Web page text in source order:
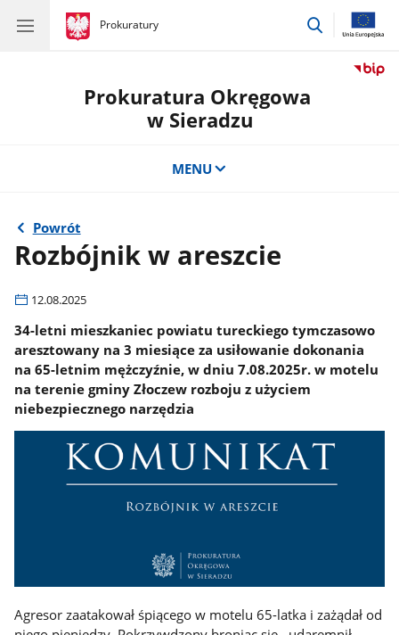
gov.pl
Prokuratury
gov.pl
Prokuratury
przejdź
Prokuratura Okręgowa
w Sieradzu
MENU
Powrót
Rozbójnik w areszcie
12.08.2025
34-letni mieszkaniec powiatu tureckiego tymczasowo
aresztowany na 3 miesiące za usiłowanie dokonania
na 65-letnim mężczyźnie, w dniu 7.08.2025r. w motelu
na terenie gminy Złoczew rozboju z użyciem
niebezpiecznego narzędzia
Agresor zaatakował śpiącego w motelu 65-latka i zażądał od